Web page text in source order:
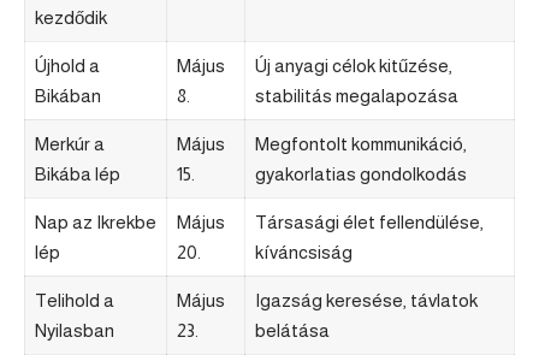
kezdődik
Újhold a
Bikában
Május
8.
Új anyagi célok kitűzése,
stabilitás megalapozása
Merkúr a
Bikába lép
Május
15.
Megfontolt kommunikáció,
gyakorlatias gondolkodás
Nap az Ikrekbe
lép
Május
20.
Társasági élet fellendülése,
kíváncsiság
Telihold a
Nyilasban
Május
23.
Igazság keresése, távlatok
belátása